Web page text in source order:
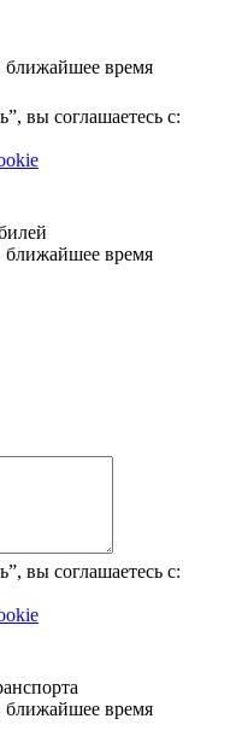
ближайшее время
вы соглашаетесь с:
ближайшее время
вы соглашаетесь с:
ближайшее время